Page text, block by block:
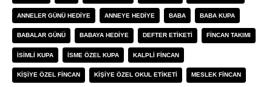
ANNELER GÜNÜ HEDIYE ANNEYE HEDIYE BABA BABA KUPA
BABALAR GÜNÜ BABAYA HEDIYE DEFTER ETIKETI FINCAN TAKIMI
ISIMLI KUPA ISME ÖZEL KUPA KALPLI FINCAN
KIŞIYE ÖZEL FINCAN KIŞIYE ÖZEL OKUL ETIKETI MESLEK FINCAN